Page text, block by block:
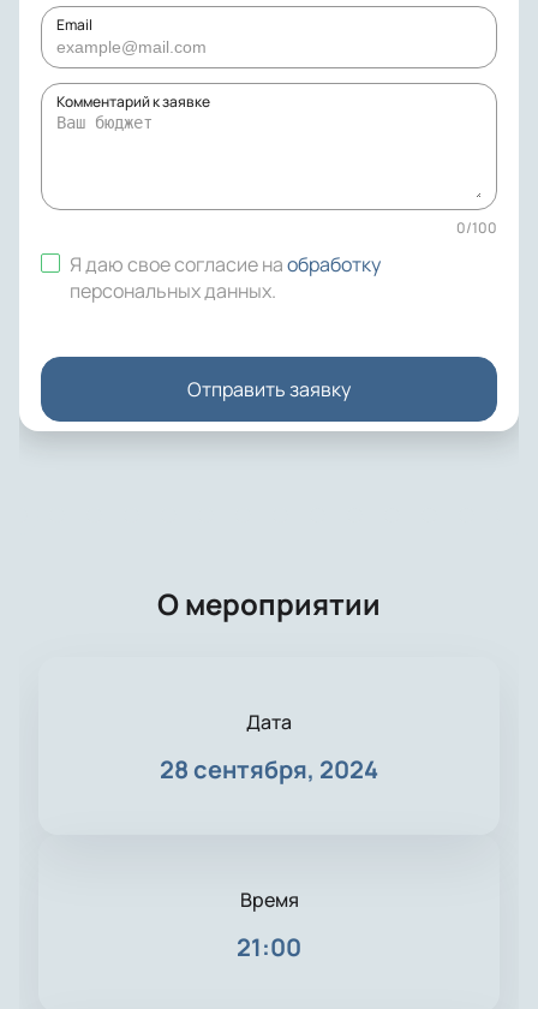
Email
Комментарий к заявке
0/100
Я даю свое согласие наобработку
персональных данных.
Отправить заявку
О мероприятии
Дата
28 сентября, 2024
Время
21:00